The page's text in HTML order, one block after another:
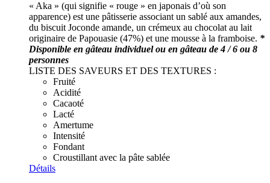
« Aka » (qui signifie « rouge » en japonais d’où son
apparence) est une pâtisserie associant un sablé aux amandes,
du biscuit Joconde amande, un crémeux au chocolat au lait
originaire de Papouasie (47%) et une mousse à la framboise. *
Disponible en gâteau individuel ou en gâteau de 4 / 6 ou 8
personnes
LISTE DES SAVEURS ET DES TEXTURES :
Fruité
Acidité
Cacaoté
Lacté
Amertume
Intensité
Fondant
Croustillant avec la pâte sablée
Détails